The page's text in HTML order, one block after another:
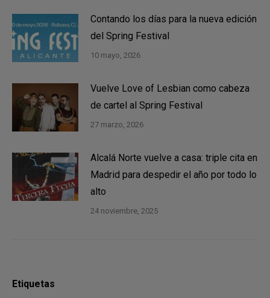
Contando los días para la nueva edición
del Spring Festival
10 mayo, 2026
Vuelve Love of Lesbian como cabeza
de cartel al Spring Festival
27 marzo, 2026
Alcalá Norte vuelve a casa: triple cita en
Madrid para despedir el año por todo lo
alto
24 noviembre, 2025
Etiquetas